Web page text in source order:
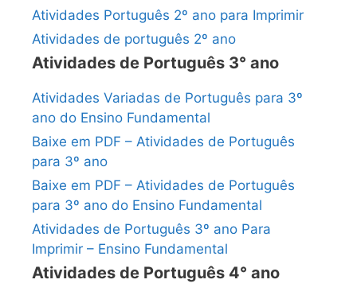
Atividades Português 2º ano para Imprimir
Atividades de português 2º ano
Atividades de Português 3° ano
Atividades Variadas de Português para 3º
ano do Ensino Fundamental
Baixe em PDF – Atividades de Português
para 3º ano
Baixe em PDF – Atividades de Português
para 3º ano do Ensino Fundamental
Atividades de Português 3º ano Para
Imprimir – Ensino Fundamental
Atividades de Português 4° ano